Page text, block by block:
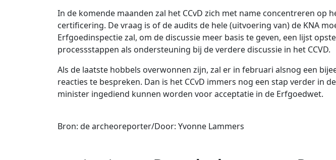
In de komende maanden zal het CCvD zich met name concentreren
certificering. De vraag is of de audits de hele (uitvoering van) de KNA
Erfgoedinspectie zal, om de discussie meer basis te geven, een lijst
processstappen als ondersteuning bij de verdere discussie in het CCVD.
Als de laatste hobbels overwonnen zijn, zal er in februari alsnog een
reacties te bespreken. Dan is het CCvD immers nog een stap verder
minister ingediend kunnen worden voor acceptatie in de Erfgoedwet.
Bron: de archeoreporter/Door: Yvonne Lammers